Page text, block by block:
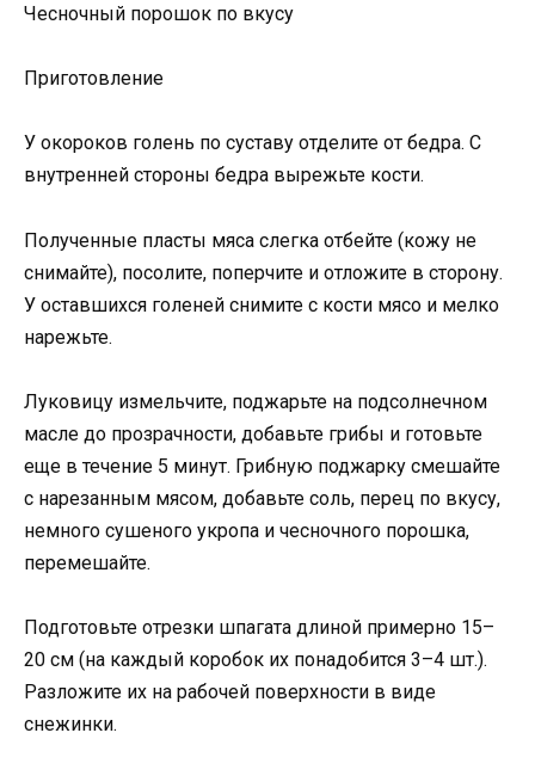
Чесночный порошок по вкусу
Приготовление
У окороков голень по суставу отделите от бедра. С
внутренней стороны бедра вырежьте кости.
Полученные пласты мяса слегка отбейте (кожу не
снимайте), посолите, поперчите и отложите в сторону.
У оставшихся голеней снимите с кости мясо и мелко
нарежьте.
Луковицу измельчите, поджарьте на подсолнечном
масле до прозрачности, добавьте грибы и готовьте
еще в течение 5 минут. Грибную поджарку смешайте
с нарезанным мясом, добавьте соль, перец по вкусу,
немного сушеного укропа и чесночного порошка,
перемешайте.
Подготовьте отрезки шпагата длиной примерно 15–
20 см (на каждый коробок их понадобится 3–4 шт.).
Разложите их на рабочей поверхности в виде
снежинки.